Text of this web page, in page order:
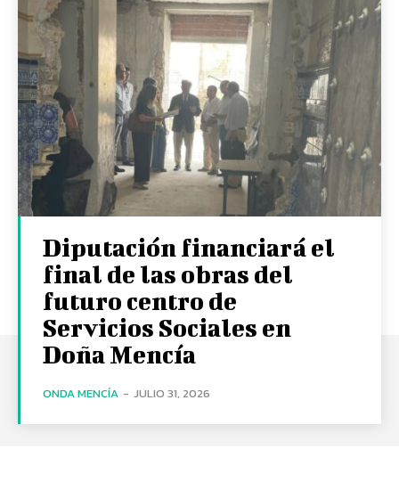
Diputación financiará el
final de las obras del
futuro centro de
Servicios Sociales en
Doña Mencía
ONDA MENCÍA - JULIO 31, 2026